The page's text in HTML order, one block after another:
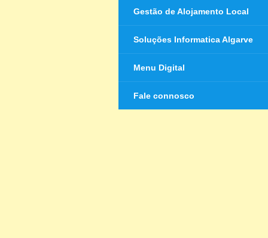
Gestão de Alojamento Local
Soluções Informatica Algarve
Menu Digital
Fale connosco